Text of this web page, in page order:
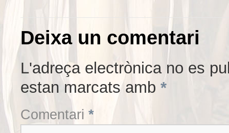
Deixa un comentari
L'adreça electrònica no es
estan marcats amb *
Comentari *